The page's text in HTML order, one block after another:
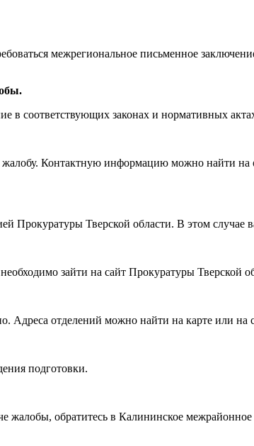
межрегиональное письменное
в соответствующих законах и нормативных
Контактную информацию можно найти
Прокуратуры Тверской области. В этом
зайти на сайт Прокуратуры Тверской
отделений можно найти на карте или на
подготовки.
жалобы, обратитесь в Калининское